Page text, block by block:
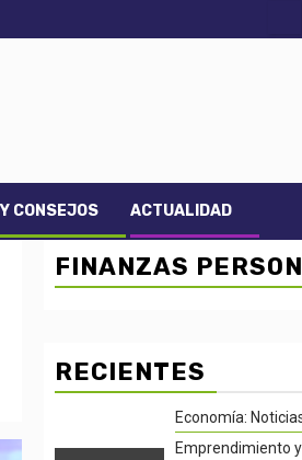
CONSEJOS ACTUALIDAD
FINANZAS
RECIENTES
Economía:
Emprendimiento